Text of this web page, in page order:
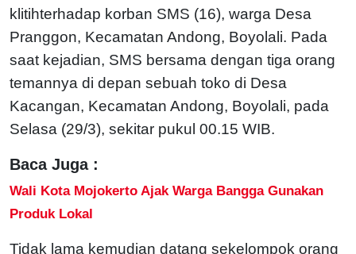
klitihterhadap korban SMS (16), warga Desa
Pranggon, Kecamatan Andong, Boyolali. Pada
saat kejadian, SMS bersama dengan tiga orang
temannya di depan sebuah toko di Desa
Kacangan, Kecamatan Andong, Boyolali, pada
Selasa (29/3), sekitar pukul 00.15 WIB.
Baca Juga :
Wali Kota Mojokerto Ajak Warga Bangga Gunakan
Produk Lokal
Tidak lama kemudian datang sekelompok orang